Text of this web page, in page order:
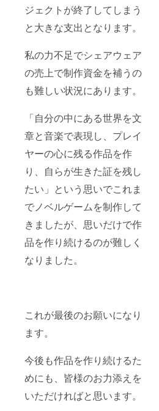
ジェクトが終了してしまう
と大きな支出となります。
私の力不足でシェアウェア
の売上で制作資金を補うの
も難しい状況にあります。
「自分の中にある世界を文
章と音楽で表現し、プレイ
ヤーの心に残る作品を作
り、自らが生きた証を残し
たい」という思いでこれま
でノベルゲームを制作して
きましたが、思いだけで作
品を作り続けるのが難しく
なりました。
これが最後のお願いになり
ます。
今後も作品を作り続けるた
めにも、皆様のお力添えを
いただければと思います。